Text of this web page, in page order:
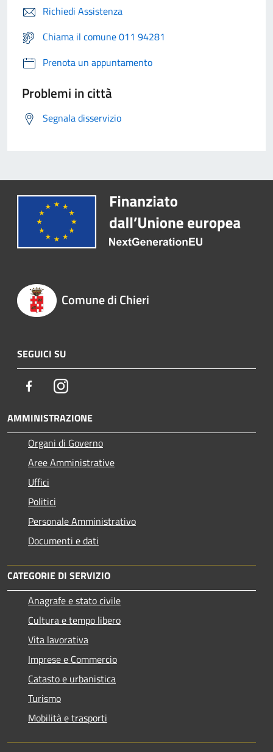
Richiedi Assistenza
Chiama il comune 011 94281
Prenota un appuntamento
Problemi in città
Segnala disservizio
Comune di Chieri
SEGUICI SU
FacebookInstagram
AMMINISTRAZIONE
Organi di Governo
Aree Amministrative
Uffici
Politici
Personale Amministrativo
Documenti e dati
CATEGORIE DI SERVIZIO
Anagrafe e stato civile
Cultura e tempo libero
Vita lavorativa
Imprese e Commercio
Catasto e urbanistica
Turismo
Mobilità e trasporti